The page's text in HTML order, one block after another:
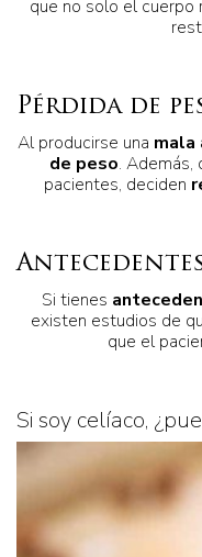
que no solo el cuerpo
Pérdida de
Al producirse una mala
de peso. Además,
pacientes, deciden
Si tienes
existen estudios de
que el
Si soy celíaco,